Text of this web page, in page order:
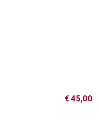
€ 45,00